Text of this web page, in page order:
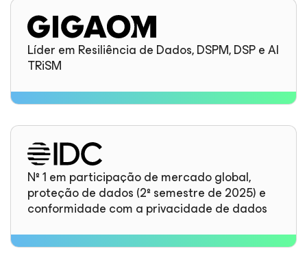
Líder em Resiliência de Dados, DSPM, DSP e AI
TRiSM
Nº 1 em participação de mercado global,
proteção de dados (2º semestre de 2025) e
conformidade com a privacidade de dados